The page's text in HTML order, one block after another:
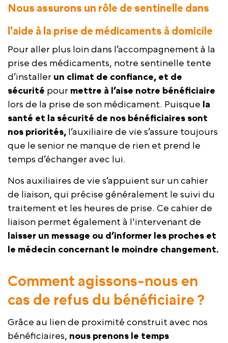
Nous assurons un rôle de sentinelle dans
l'aide à la prise de médicaments à domicile
Pour aller plus loin dans l’accompagnement à la
prise des médicaments, notre sentinelle tente
d’installer un climat de confiance, et de
sécurité pour mettre à l’aise notre bénéficiaire
lors de la prise de son médicament. Puisque la
santé et la sécurité de nos bénéficiaires sont
nos priorités, l’auxiliaire de vie s’assure toujours
que le senior ne manque de rien et prend le
temps d’échanger avec lui.
Nos auxiliaires de vie s’appuient sur un cahier
de liaison, qui précise généralement le suivi du
traitement et les heures de prise. Ce cahier de
liaison permet également à l'intervenant de
laisser un message ou d’informer les proches et
le médecin concernant le moindre changement.
Comment agissons-nous en
cas de refus du bénéficiaire ?
Grâce au lien de proximité construit avec nos
bénéficiaires, nous prenons le temps